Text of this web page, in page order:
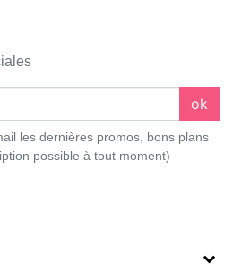
ok
les dernières promos, bons plans
possible à tout moment)